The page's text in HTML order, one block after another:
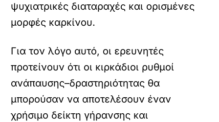
ψυχιατρικές διαταραχές και ορισμένες
μορφές καρκίνου.
Για τον λόγο αυτό, οι ερευνητές
προτείνουν ότι οι κιρκάδιοι ρυθμοί
ανάπαυσης–δραστηριότητας θα
μπορούσαν να αποτελέσουν έναν
χρήσιμο δείκτη γήρανσης και